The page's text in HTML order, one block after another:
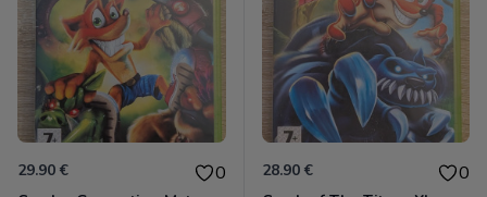
29.90 € 0 28.90 € 0